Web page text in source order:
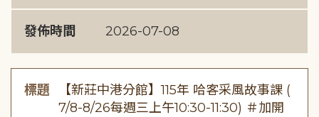
發佈時間 2026-07-08
標題
【新莊中港分館】115年 哈客采風故事課 (
7/8-8/26每週三上午10:30-11:30) ＃加開